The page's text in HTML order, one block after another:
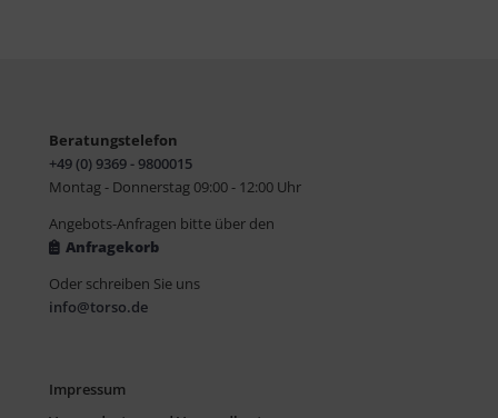
Beratungstelefon
+49 (0) 9369 - 9800015
Montag - Donnerstag 09:00 - 12:00 Uhr
Angebots-Anfragen bitte über den
Anfragekorb
Oder schreiben Sie uns
info@torso.de
Impressum